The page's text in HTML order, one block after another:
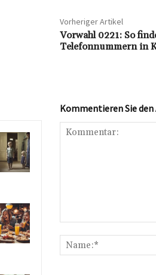
Vorheriger Artikel
Vorwahl 0221: So
Telefonnummern in
Kommentieren Sie